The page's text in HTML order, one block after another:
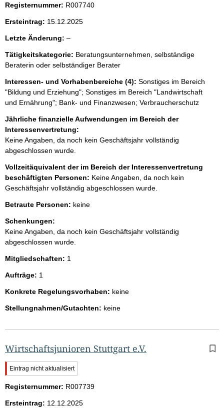
i
e
H
i
w
e
s
:
Registernummer: R007740
Ersteintrag: 15.12.2025
Letzte Änderung: –l
e
r
Tätigkeitskategorie: Beratungsunternehmen, selbständige
Beraterin oder selbständiger Berater
Interessen- und Vorhabenbereiche (4): Sonstiges im Bereich
"Bildung und Erziehung"; Sonstiges im Bereich "Landwirtschaft
und Ernährung"; Bank- und Finanzwesen; Verbraucherschutz
Jährliche finanzielle Aufwendungen im Bereich der
Interessenvertretung:
Keine Angaben, da noch kein Geschäftsjahr vollständig
abgeschlossen wurde.
Vollzeitäquivalent der im Bereich der Interessenvertretung
beschäftigten Personen: Keine Angaben, da noch kein
Geschäftsjahr vollständig abgeschlossen wurde.
Betraute Personen: keine
Schenkungen:
Keine Angaben, da noch kein Geschäftsjahr vollständig
abgeschlossen wurde.
Mitgliedschaften: 1
Aufträge: 1
Konkrete Regelungsvorhaben: keine
Stellungnahmen/Gutachten: keine
Wirtschaftsjunioren Stuttgart e.V.
W
i
c
t
Eintrag nicht aktualisiert
Registernummer: R007739
Ersteintrag: 12.12.2025